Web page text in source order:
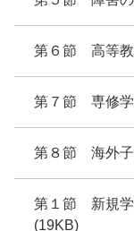
第６節 高等
第７節 専修
第８節 海外
第１節 新規
(19KB)